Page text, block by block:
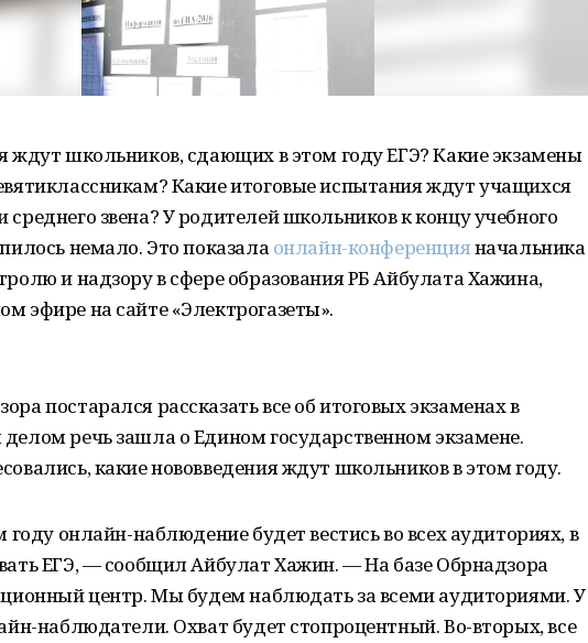
ждут школьников, сдающих в этом году ЕГЭ? Какие экзамены
Какие итоговые испытания ждут учащихся
звена? У родителей школьников к концу учебного
немало. Это показала онлайн-конференцияначальника
и надзору в сфере образования РБ Айбулата Хажина,
эфире на сайте «Электрогазеты».
постарался рассказать все об итоговых экзаменах в
речь зашла о Едином государственном экзамене.
какие нововведения ждут школьников в этом году.
онлайн-наблюдение будет вестись во всех аудиториях, в
ЕГЭ, — сообщил Айбулат Хажин. — На базе Обрнадзора
центр. Мы будем наблюдать за всеми аудиториями. У
наблюдатели. Охват будет стопроцентный. Во-вторых, все